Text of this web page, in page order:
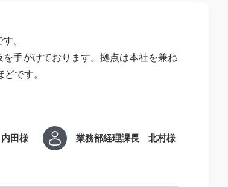
。
手がけております。拠点は本社を兼ね
です。
田様 業務部経理課長 北村様